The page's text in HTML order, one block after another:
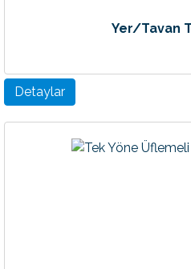
Yer/Tavan
Detaylar